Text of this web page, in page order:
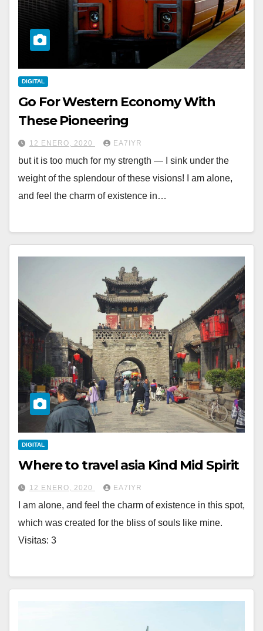
DIGITAL
Go For Western Economy With
These Pioneering
12 ENERO, 2020 EA7IYR
but it is too much for my strength — I sink under the
weight of the splendour of these visions! I am alone,
and feel the charm of existence in…
DIGITAL
Where to travel asia Kind Mid Spirit
12 ENERO, 2020 EA7IYR
I am alone, and feel the charm of existence in this spot,
which was created for the bliss of souls like mine.
Visitas: 3